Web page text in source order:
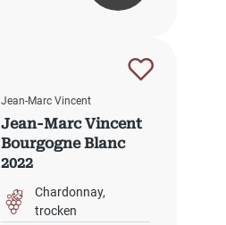
Jean-Marc Vincent
Jean-Marc Vincent
Bourgogne Blanc
2022
Chardonnay
trocken